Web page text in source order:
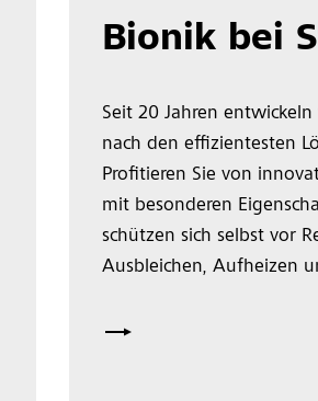
Bionik bei
Seit 20 Jahren
nach den effizientesten
Profitieren Sie von
mit besonderen
schützen sich selbst vor
Ausbleichen, Aufheizen